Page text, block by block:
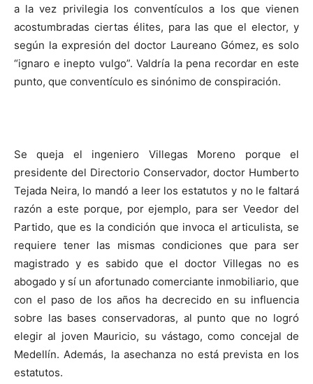
a la vez privilegia los conventículos a los que vienen
acostumbradas ciertas élites, para las que el elector, y
según la expresión del doctor Laureano Gómez, es solo
“ignaro e inepto vulgo”. Valdría la pena recordar en este
punto, que conventículo es sinónimo de conspiración.
Se queja el ingeniero Villegas Moreno porque el
presidente del Directorio Conservador, doctor Humberto
Tejada Neira, lo mandó a leer los estatutos y no le faltará
razón a este porque, por ejemplo, para ser Veedor del
Partido, que es la condición que invoca el articulista, se
requiere tener las mismas condiciones que para ser
magistrado y es sabido que el doctor Villegas no es
abogado y sí un afortunado comerciante inmobiliario, que
con el paso de los años ha decrecido en su influencia
sobre las bases conservadoras, al punto que no logró
elegir al joven Mauricio, su vástago, como concejal de
Medellín. Además, la asechanza no está prevista en los
estatutos.